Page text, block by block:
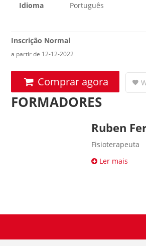
Idioma
Português
Inscrição Normal
a partir de 12-12-2022
Comprar agora
FORMADORES
Ruben
Fisioterapeuta
Ler mais